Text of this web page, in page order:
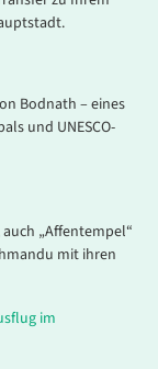
Bodnath – eines
und UNESCO-
„Affentempel“
mit ihren
im